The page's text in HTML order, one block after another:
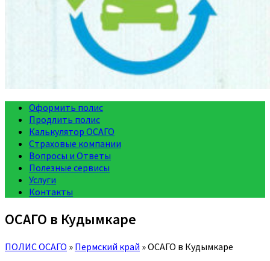
Оформить полис
Продлить полис
Калькулятор ОСАГО
Страховые компании
Вопросы и Ответы
Полезные сервисы
Услуги
Контакты
ОСАГО в Кудымкаре
ПОЛИС ОСАГО » Пермский край »ОСАГО в Кудымкаре